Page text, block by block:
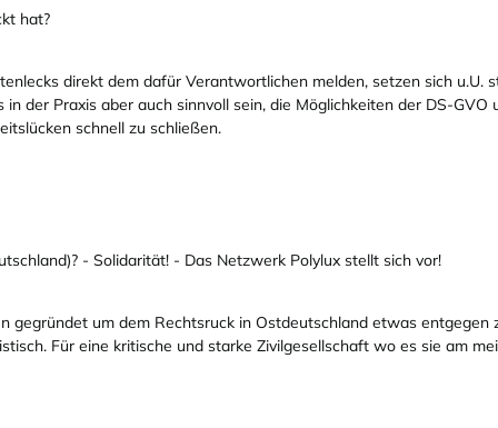
hat?
direkt dem dafür Verantwortlichen melden, setzen sich u.U.
der Praxis aber auch sinnvoll sein, die Möglichkeiten der DS-
schnell zu schließen.
- Solidarität! - Das Netzwerk Polylux stellt sich vor!
gegründet um dem Rechtsruck in Ostdeutschland etwas
Für eine kritische und starke Zivilgesellschaft wo es sie am